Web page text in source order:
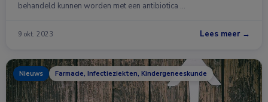
behandeld kunnen worden met een antibiotica …
9 okt. 2023 Lees meer →
Nieuws Farmacie, Infectieziekten, Kindergeneeskunde